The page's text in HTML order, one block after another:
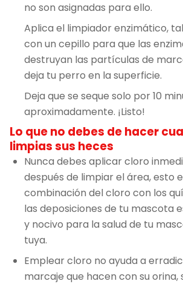
no son asignadas para ello.
Aplica el limpiador enzimático,
con un cepillo para que las
destruyan las partículas de
deja tu perro en la superficie.
Deja que se seque solo por 10
aproximadamente. ¡Listo!
Lo que no debes de hacer
limpias sus heces
Nunca debes aplicar cloro
después de limpiar el área, esto
combinación del cloro con los
las deposiciones de tu mascota
y nocivo para la salud de tu
tuya.
Emplear cloro no ayuda a
marcaje que hacen con su orina,